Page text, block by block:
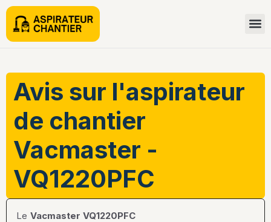
Avis sur l'aspirateur
de chantier
Vacmaster -
VQ1220PFC
Le Vacmaster VQ1220PFC